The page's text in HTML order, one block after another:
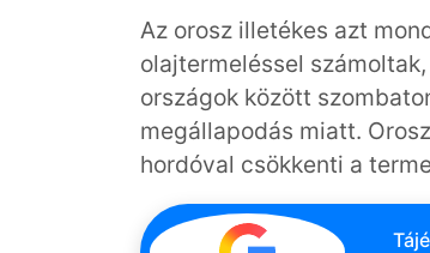
Az orosz illetékes azt
olajtermeléssel
országok között
megállapodás miatt.
hordóval csökkenti a